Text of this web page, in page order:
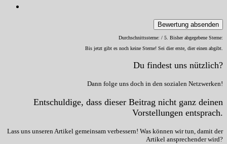
Bewertung absenden
Durchschnittssterne: / 5. Bisher abgegebene Sterne:
Bis jetzt gibt es noch keine Sterne! Sei dier erste, dier einen abgibt.
Du findest uns nützlich?
Dann folge uns doch in den sozialen Netzwerken!
Entschuldige, dass dieser Beitrag nicht ganz deinen
Vorstellungen entsprach.
Lass uns unseren Artikel gemeinsam verbessern! Was können wir tun, damit der
Artikel ansprechender wird?